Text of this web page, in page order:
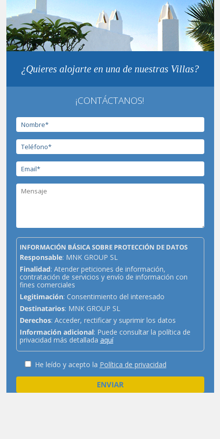
¿Quieres alojarte en una de nuestras Villas?
¡CONTÁCTANOS!
INFORMACIÓN BÁSICA SOBRE PROTECCIÓN DE DATOS
Responsable: MNK GROUP SL
Finalidad: Atender peticiones de información,
contratación de servicios y envío de información con
fines comerciales
Legitimación: Consentimiento del interesado
Destinatarios: MNK GROUP SL
Derechos: Acceder, rectificar y suprimir los datos
Información adicional: Puede consultar la política de
privacidad más detallada aquí
He leído y acepto la Política de privacidad